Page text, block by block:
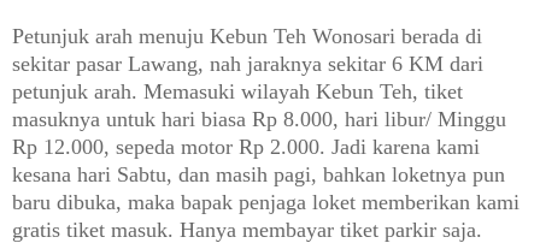
Petunjuk arah menuju Kebun Teh Wonosari berada di
sekitar pasar Lawang, nah jaraknya sekitar 6 KM dari
petunjuk arah. Memasuki wilayah Kebun Teh, tiket
masuknya untuk hari biasa Rp 8.000, hari libur/ Minggu
Rp 12.000, sepeda motor Rp 2.000. Jadi karena kami
kesana hari Sabtu, dan masih pagi, bahkan loketnya pun
baru dibuka, maka bapak penjaga loket memberikan kami
gratis tiket masuk. Hanya membayar tiket parkir saja.